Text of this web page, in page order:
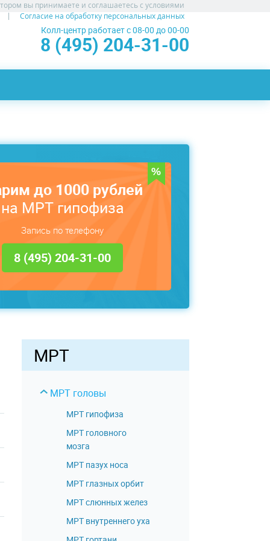
вы принимаете и соглашаетесь с условиями
Согласие на обработку персональных данных
Колл-центр работает с 08-00 до 00-00
8 (495) 204-31-00
до 1000 рублей
на МРТ гипофиза
Запись по телефону
8 (495) 204-31-00
МРТ
МРТ головы
МРТ гипофиза
МРТ головного
мозга
МРТ пазух носа
МРТ глазных орбит
МРТ слюнных желез
МРТ внутреннего уха